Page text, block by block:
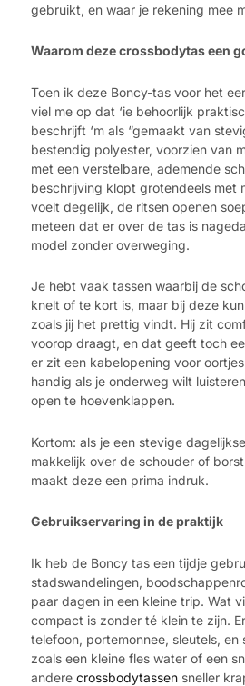
gebruikt, en waar je rekening mee
Waarom deze crossbodytas een
Toen ik deze Boncy-tas voor het
viel me op dat ‘ie behoorlijk
beschrijft ‘m als “gemaakt van
bestendig polyester, voorzien van
met een verstelbare, ademende
beschrijving klopt grotendeels met
voelt degelijk, de ritsen openen
meteen dat er over de tas is
model zonder overweging.
Je hebt vaak tassen waarbij de
knelt of te kort is, maar bij deze
zoals jij het prettig vindt. Hij zit
voorop draagt, en dat geeft toch
er zit een kabelopening voor
handig als je onderweg wilt
open te hoevenklappen.
Kortom: als je een stevige
makkelijk over de schouder of
maakt deze een prima indruk.
Gebruikservaring in de praktijk
Ik heb de Boncy tas een tijdje
stadswandelingen,
paar dagen in een kleine trip. Wat
compact is zonder té klein te zijn.
telefoon, portemonnee, sleutels, en
zoals een kleine fles water of een
andere crossbodytassen sneller